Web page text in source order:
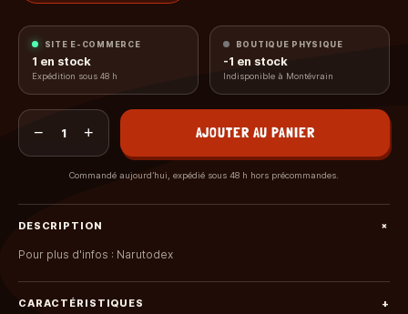
SITE E-COMMERCE
1 en stock
Expédition sous 48 h
BOUTIQUE PHYSIQUE
-1 en stock
Indisponible à Montévrain
− 1 + AJOUTER AU PANIER
Commandé aujourd’hui, expédié sous 48 h hors précommandes.
DESCRIPTION +
Pour plus d'infos : Narutodex
CARACTÉRISTIQUES +